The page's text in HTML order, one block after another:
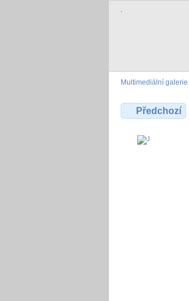
.
Multimediální galerie
Předchozí